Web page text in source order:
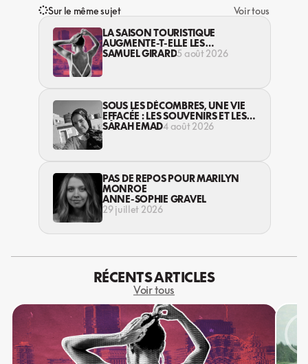
Sur le même sujet
Voir tous
LA SAISON TOURISTIQUE
AUGMENTE-T-ELLE LES
VIOLENCES CONTRE LES
SAMUEL GIRARD5 août 2026
SOUS LES DÉCOMBRES, UNE VIE
EFFACÉE : LES SOUVENIRS ET LES
RÊVES PERDUS DES HABITANT·ES
SARAH EMAD4 août 2026
PAS DE REPOS POUR MARILYN
MONROE
ANNE-SOPHIE GRAVEL
29 juillet 2026
RÉCENTS ARTICLES
Voir tous